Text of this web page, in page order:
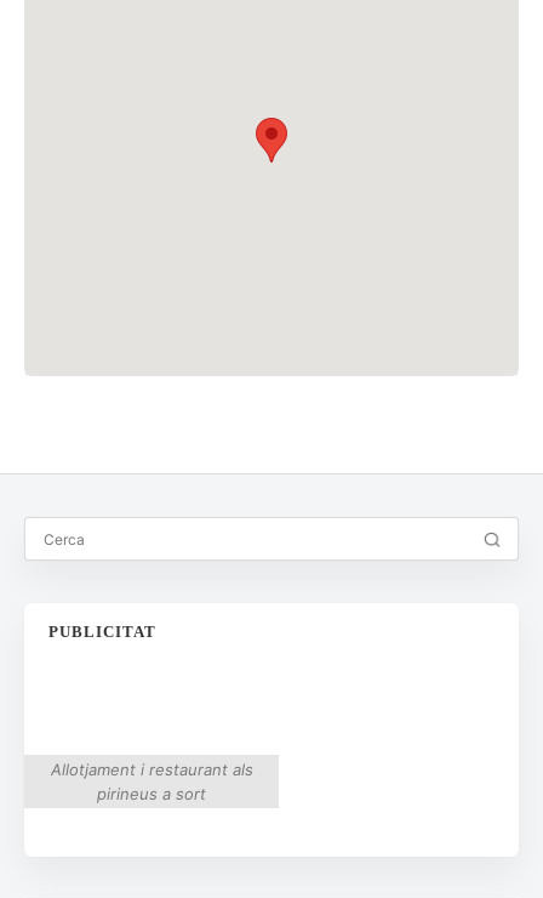
PUBLICITAT
Allotjament i restaurant als
pirineus a sort